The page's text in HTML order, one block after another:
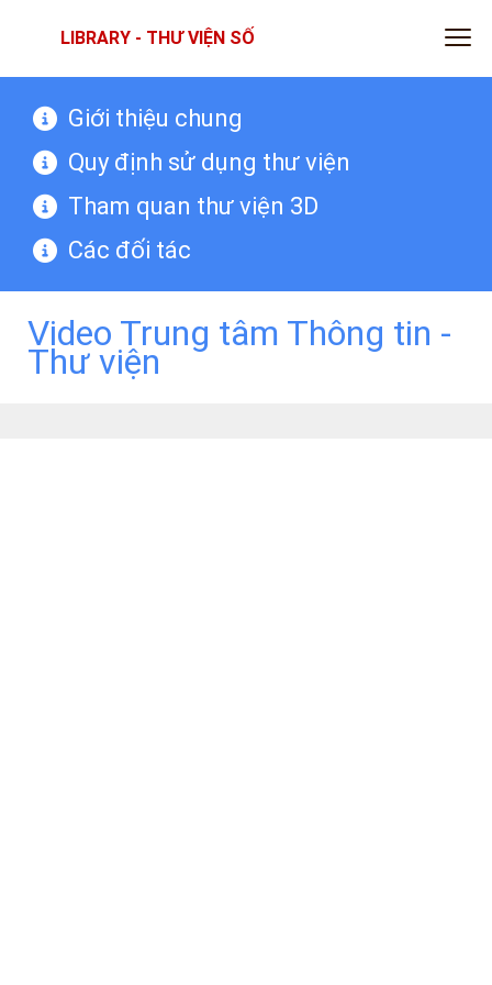
LIBRARY - THƯ VIỆN SỐ
Giới thiệu chung
Quy định sử dụng thư viện
Tham quan thư viện 3D
Các đối tác
Video Trung tâm Thông tin -
Thư viện